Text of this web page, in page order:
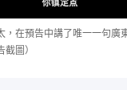
，在預告中講了唯一一句廣
圖）